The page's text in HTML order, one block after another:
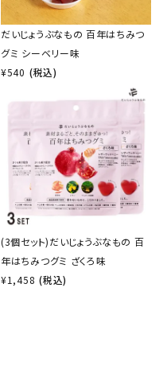
だいじょうぶなもの 百年はちみつ
グミ シーベリー味
¥540 (税込)
(3個セット)だいじょうぶなもの 百
年はちみつグミ ざくろ味
¥1,458 (税込)